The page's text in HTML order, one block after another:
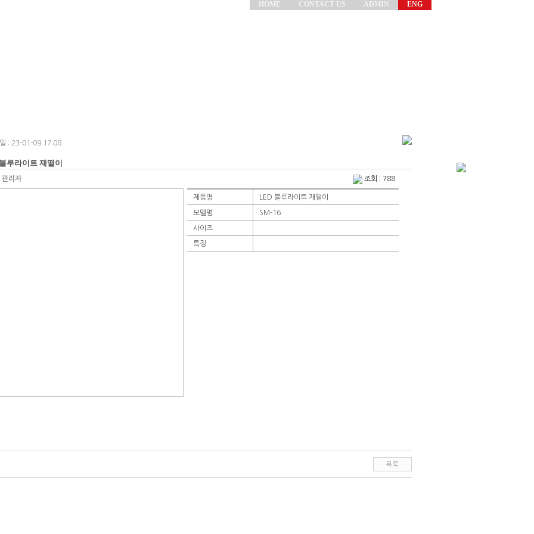
HOME CONTACT US ADMIN ENG
: 23-01-09 17:08
루라이트 재떨이
관리자 조회 : 788
제품명 LED 블루라이트 재떨이
모델명 SM-16
사이즈
특징